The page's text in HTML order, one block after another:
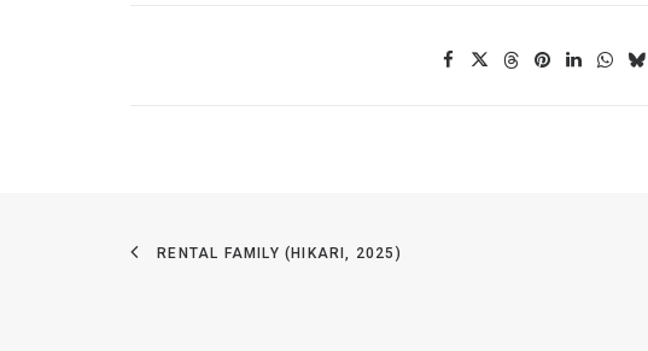
RENTAL FAMILY (HIKARI, 2025)